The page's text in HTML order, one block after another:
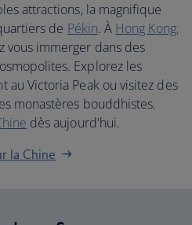
attractions, la magnifique
de Pékin. À Hong Kong,
vous immerger dans des
Explorez les
au Victoria Peak ou visitez des
monastères bouddhistes.
dès aujourd'hui.
la Chine